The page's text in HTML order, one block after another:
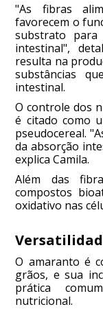
"As fibras
favorecem o
substrato para
intestinal",
resulta na
substâncias
intestinal.
O controle dos
é citado como
pseudocereal.
da absorção
explica Camila.
Além das
compostos
oxidativo nas
O amaranto é
grãos, e sua
prática
nutricional.